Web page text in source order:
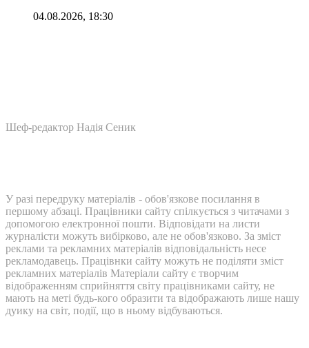
04.08.2026, 18:30
Шеф-редактор Надія Сеник
У разі передруку матеріалів - обов'язкове посилання в
першому абзаці. Працівники сайту спілкується з читачами з
допомогою електронної пошти. Відповідати на листи
журналісти можуть вибірково, але не обов'язково. За зміст
реклами та рекламних матеріалів відповідальність несе
рекламодавець. Працівнки сайту можуть не поділяти зміст
рекламних матеріалів Матеріали сайту є творчим
відображенням сприйняття світу працівниками сайту, не
мають на меті будь-кого образити та відображають лише нашу
дуику на світ, події, що в ньому відбуваються.